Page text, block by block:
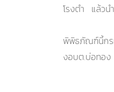
โรงตำ แล้วน
พิพิธภัณฑ์นี้กร
งอบต.บ่อทอง